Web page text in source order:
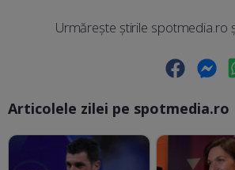
Urmărește știrile spotmedia.ro
Facebook
Articolele zilei pe spotmedia.ro